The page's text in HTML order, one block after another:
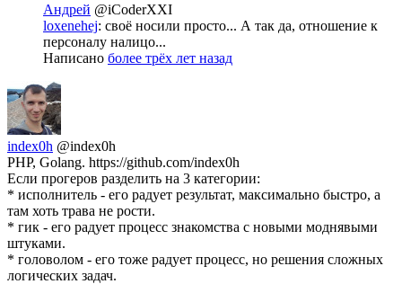
Андрей @iCoderXXI
loxenehej: своё носили просто... А так да, отношение к
персоналу налицо...
Написано более трёх лет назад
index0h @index0h
PHP, Golang. https://github.com/index0h
Если прогеров разделить на 3 категории:
* исполнитель - его радует результат, максимально быстро, а
там хоть трава не рости.
* гик - его радует процесс знакомства с новыми моднявыми
штуками.
* головолом - его тоже радует процесс, но решения сложных
логических задач.